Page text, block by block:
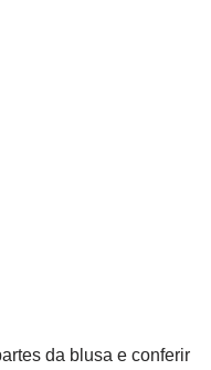
da blusa e conferir